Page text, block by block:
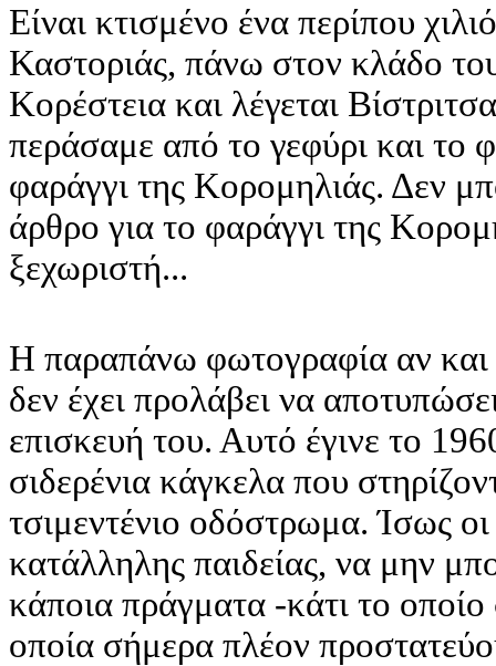
Είναι κτισμένo ένα περίπου
Καστοριάς, πάνω στον κλάδο
Κορέστεια και λέγεται
περάσαμε από το γεφύρι και το
φαράγγι της Κορομηλιάς. Δεν
άρθρο για το φαράγγι της
ξεχωριστή...
Η παραπάνω φωτογραφία αν και
δεν έχει προλάβει να
επισκευή του. Αυτό έγινε το
σιδερένια κάγκελα που
τσιμεντένιο οδόστρωμα. Ίσως
κατάλληλης παιδείας, να μην
κάποια πράγματα -κάτι το
οποία σήμερα πλέον